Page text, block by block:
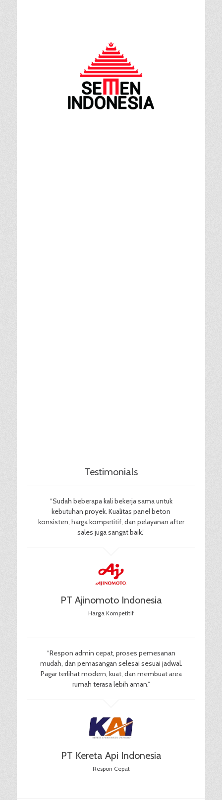
Testimonials
“Sudah beberapa kali bekerja sama untuk
kebutuhan proyek. Kualitas panel beton
konsisten, harga kompetitif, dan pelayanan after
sales juga sangat baik.”
PT Ajinomoto Indonesia
Harga Kompetitif
“Respon admin cepat, proses pemesanan
mudah, dan pemasangan selesai sesuai jadwal.
Pagar terlihat modern, kuat, dan membuat area
rumah terasa lebih aman.”
PT Kereta Api Indonesia
Respon Cepat